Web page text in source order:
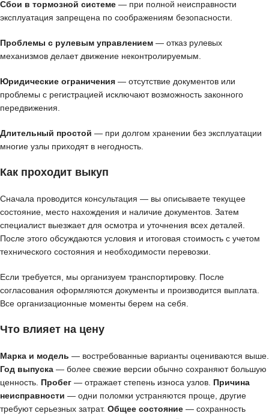
Сбои в тормозной системе — при полной неисправности
эксплуатация запрещена по соображениям безопасности.
Проблемы с рулевым управлением — отказ рулевых
механизмов делает движение неконтролируемым.
Юридические ограничения — отсутствие документов или
проблемы с регистрацией исключают возможность законного
передвижения.
Длительный простой — при долгом хранении без эксплуатации
многие узлы приходят в негодность.
Как проходит выкуп
Сначала проводится консультация — вы описываете текущее
состояние, место нахождения и наличие документов. Затем
специалист выезжает для осмотра и уточнения всех деталей.
После этого обсуждаются условия и итоговая стоимость с учетом
технического состояния и необходимости перевозки.
Если требуется, мы организуем транспортировку. После
согласования оформляются документы и производится выплата.
Все организационные моменты берем на себя.
Что влияет на цену
Марка и модель — востребованные варианты оцениваются выше.
Год выпуска — более свежие версии обычно сохраняют большую
ценность. Пробег — отражает степень износа узлов. Причина
неисправности — одни поломки устраняются проще, другие
требуют серьезных затрат. Общее состояние — сохранность